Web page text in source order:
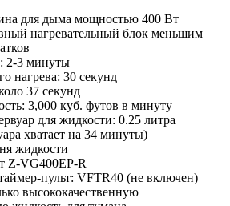
для дыма мощностью 400 Вт
нагревательный блок меньшим
2-3 минуты
нагрева: 30 секунд
37 секунд
3,000 куб. футов в минуту
для жидкости: 0.25 литра
хватает на 34 минуты)
жидкости
Z-VG400EP-R
пульт: VFTR40 (не включен)
высококачественную